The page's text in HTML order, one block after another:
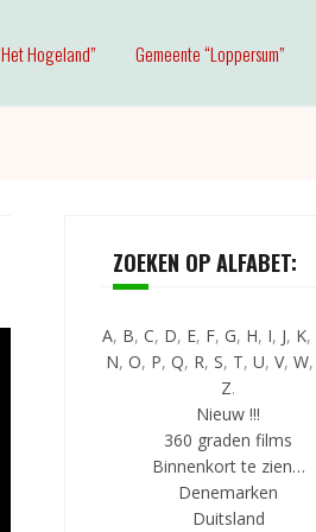
Hogeland” Gemeente “Loppersum”
ZOEKEN OP ALFABET:
A, B, C, D, E, F, G, H, I, J, K,
N, O, P, Q, R, S, T, U, V, W,
Z.
Nieuw !!!
360 graden films
Binnenkort te zien…
Denemarken
Duitsland